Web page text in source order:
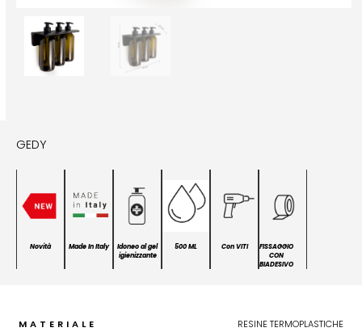
GEDY
Novità Made In Italy
Idoneo al gel
igienizzante
500 ML Con VITI
FISSAGGIO
CON
BIADESIVO
MATERIALE RESINE TERMOPLASTICHE